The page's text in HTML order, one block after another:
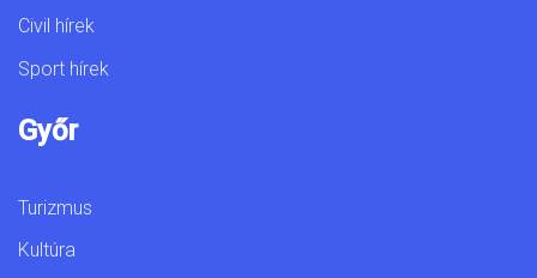
Civil hírek
Sport hírek
Győr
Turizmus
Kultúra